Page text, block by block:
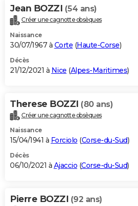
Jean BOZZI (54 ans)
Créer une cagnotte obsèques
Naissance
30/07/1967 à Corte (Haute-Corse)
Décès
21/12/2021 à Nice (Alpes-Maritimes)
Therese BOZZI (80 ans)
Créer une cagnotte obsèques
Naissance
15/04/1941 à Forciolo (Corse-du-Sud)
Décès
06/10/2021 à Ajaccio (Corse-du-Sud)
Pierre BOZZI (92 ans)